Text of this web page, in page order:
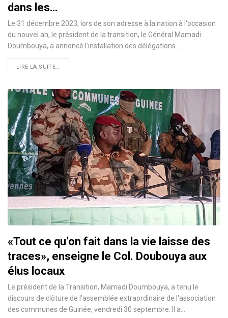
dans les…
Le 31 décembre 2023, lors de son adresse à la nation à l'occasion
du nouvel an, le président de la transition, le Général Mamadi
Doumbouya, a annoncé l'installation des délégations…
LIRE LA SUITE...
«Tout ce qu’on fait dans la vie laisse des
traces», enseigne le Col. Doubouya aux
élus locaux
Le président de la Transition, Mamadi Doumbouya, a tenu le
discours de clôture de l'assemblée extraordinaire de l'association
des communes de Guinée, vendredi 30 septembre. Il a…